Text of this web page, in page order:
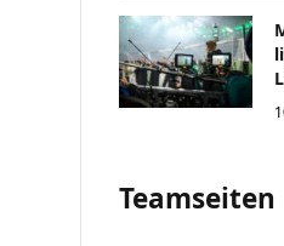
Teamseiten